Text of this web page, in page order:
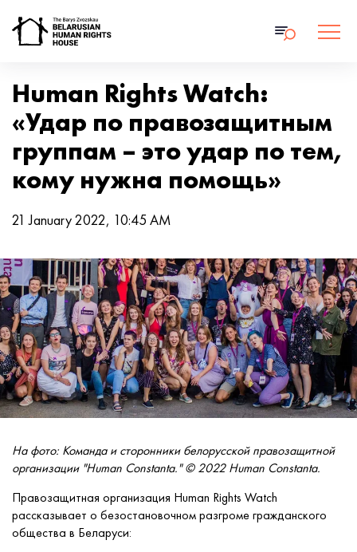
Human Rights Watch:
«Удар по правозащитным
группам – это удар по тем,
кому нужна помощь»
21 January 2022, 10:45 AM
На фото: Команда и сторонники белорусской правозащитной
организации "Human Constanta." © 2022 Human Constanta.
Правозащитная организация Human Rights Watch
рассказывает о безостановочном разгроме гражданского
общества в Беларуси: